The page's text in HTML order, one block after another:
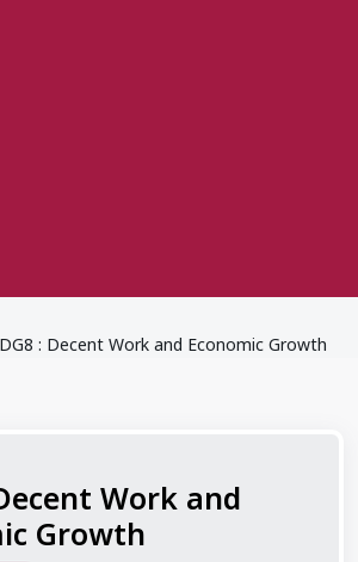
: Decent Work and Economic Growth
Work and
Growth